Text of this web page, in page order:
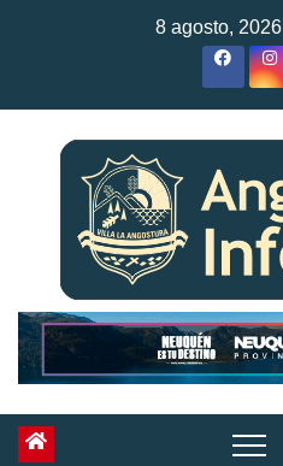
8 agosto, 2026